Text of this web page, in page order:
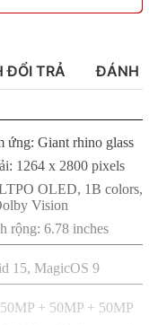
ĐỔI TRẢ ĐÁNH
ứng: Giant rhino glass
1264 x 2800 pixels
OLED, 1B colors,
Vision
rộng: 6.78 inches
15, MagicOS 9
+ 50MP + 50MP